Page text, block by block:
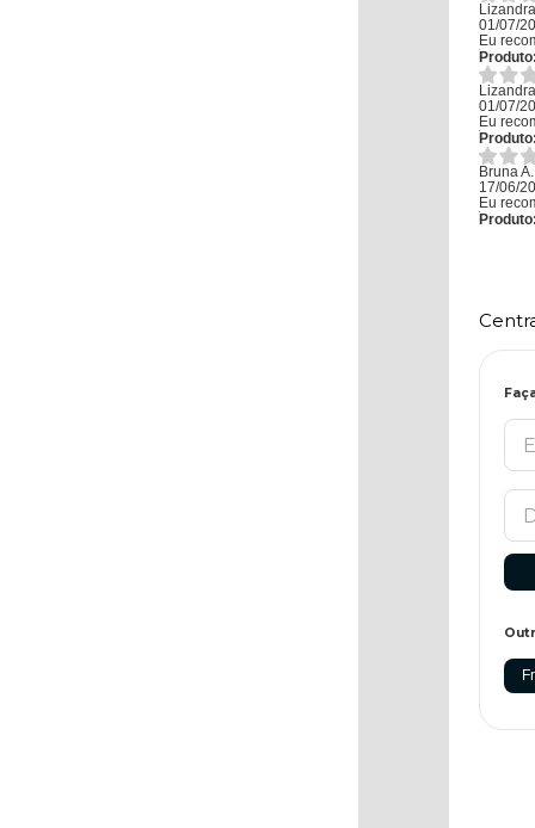
01/07/
Eu
01/07/
Eu
Bruna A.
17/06/
Eu